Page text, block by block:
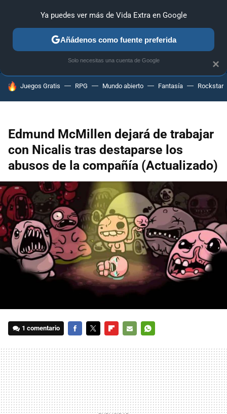
ANÁLISIS GUÍAS Y TRUCOS PC SONY NINTENDO
HOY SE HABLA DE
Juegos Gratis RPG Mundo abierto Fantasía Rockstar
Edmund McMillen dejará de trabajar
con Nicalis tras destaparse los
abusos de la compañía (Actualizado)
1 comentario
MAIL
×
Ya puedes ver más de Vida Extra en Google
Añádenos como fuente preferida
Solo necesitas una cuenta de Google